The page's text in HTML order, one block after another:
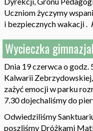
Uczniom życzymy
i bezpiecznych wakacji .
Wycieczka
Dnia 19 czerwca o godz.
Kalwarii
zażyć emocji w parku
7.30 dojechaliśmy do
Odwiedziliśmy
poszliśmy Dróżkami